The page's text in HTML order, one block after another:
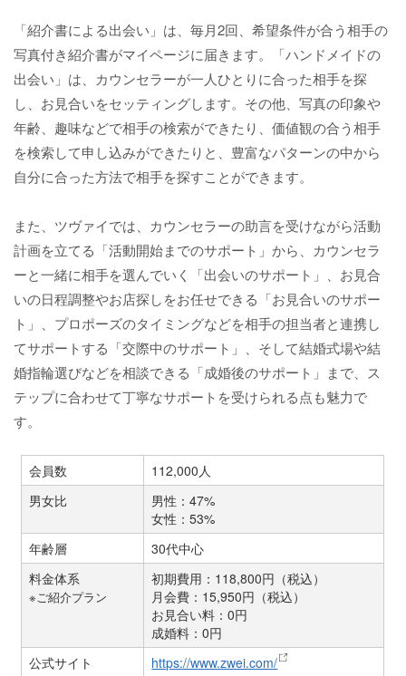
「紹介書による出会い」は、毎月2回、希望条件が合う相手の
写真付き紹介書がマイページに届きます。「ハンドメイドの
出会い」は、カウンセラーが一人ひとりに合った相手を探
し、お見合いをセッティングします。その他、写真の印象や
年齢、趣味などで相手の検索ができたり、価値観の合う相手
を検索して申し込みができたりと、豊富なパターンの中から
自分に合った方法で相手を探すことができます。
また、ツヴァイでは、カウンセラーの助言を受けながら活動
計画を立てる「活動開始までのサポート」から、カウンセラ
ーと一緒に相手を選んでいく「出会いのサポート」、お見合
いの日程調整やお店探しをお任せできる「お見合いのサポー
ト」、プロポーズのタイミングなどを相手の担当者と連携し
てサポートする「交際中のサポート」、そして結婚式場や結
婚指輪選びなどを相談できる「成婚後のサポート」まで、ス
テップに合わせて丁寧なサポートを受けられる点も魅力で
す。
会員数
112,000人
男女比
男性：47%
女性：53%
年齢層
30代中心
料金体系
※ご紹介プラン
初期費用：118,800円（税込）
月会費：15,950円（税込）
お見合い料：0円
成婚料：0円
公式サイト
https://www.zwei.com/